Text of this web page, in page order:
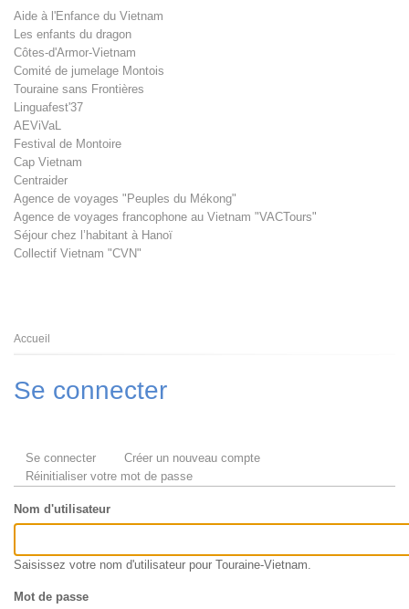
Aide à l'Enfance du Vietnam
Les enfants du dragon
Côtes-d'Armor-Vietnam
Comité de jumelage Montois
Touraine sans Frontières
Linguafest'37
AEViVaL
Festival de Montoire
Cap Vietnam
Centraider
Agence de voyages "Peuples du Mékong"
Agence de voyages francophone au Vietnam "VACTours"
Séjour chez l’habitant à Hanoï
Collectif Vietnam "CVN"
Fil
Accueil
Se connecter
Onglets
principaux
Se connecter (onglet
actif)
Créer un nouveau compte
Réinitialiser votre mot de passe
Nom d'utilisateur
Saisissez votre nom d'utilisateur pour Touraine-Vietnam.
Mot de passe